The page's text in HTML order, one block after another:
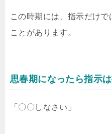
この時期には、指示だけ
ことがあります。
思春期になったら指示
「〇〇しなさい」